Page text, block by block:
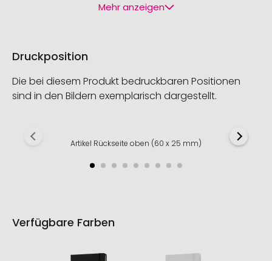
Mehr anzeigen
Druckposition
Die bei diesem Produkt bedruckbaren Positionen
sind in den Bildern exemplarisch dargestellt.
Artikel Rückseite oben (60 x 25 mm)
Verfügbare Farben